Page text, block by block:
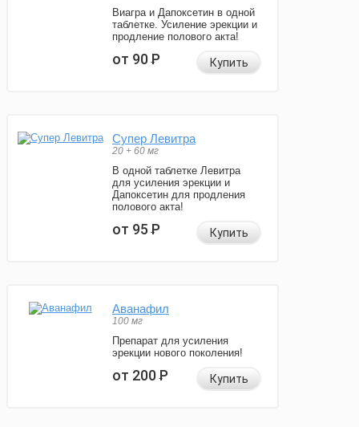
Виагра и Дапоксетин в одной
таблетке. Усиление эрекции и
продление полового акта!
от 90Р Купить
Супер Левитра
20 + 60 мг
В одной таблетке Левитра
для усиления эрекции и
Дапоксетин для продления
полового акта!
от 95Р Купить
Аванафил
100 мг
Препарат для усиления
эрекции нового поколения!
от 200Р Купить